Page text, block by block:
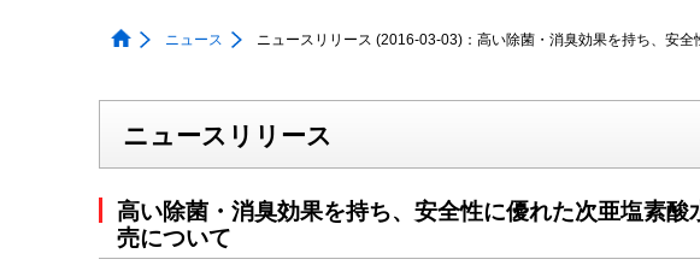
ニュース ニュースリリース (2016-03-03)：高い除菌・消臭効果を持ち、安
ニュースリリース
高い除菌・消臭効果を持ち、安全性に優れた次亜塩素酸
売について